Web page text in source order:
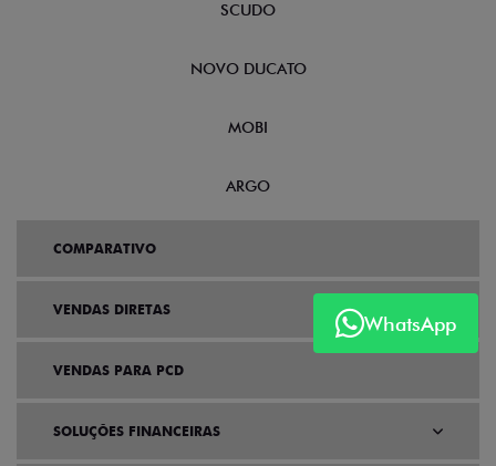
WhatsApp
SCUDO
NOVO DUCATO
MOBI
ARGO
COMPARATIVO
VENDAS DIRETAS
VENDAS PARA PCD
SOLUÇÕES FINANCEIRAS